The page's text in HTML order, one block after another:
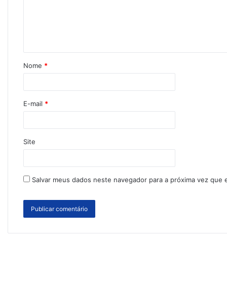
Nome *
E-mail *
Site
Salvar meus dados neste navegador para a próxima vez que